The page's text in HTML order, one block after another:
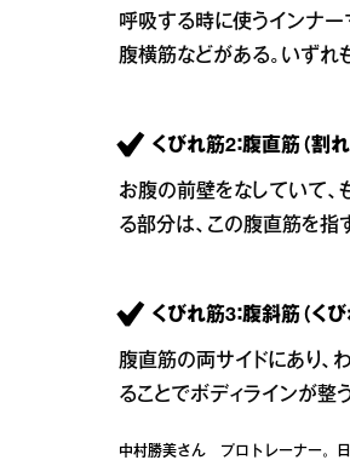
呼吸する時に使うインナー
腹横筋などがある。いずれ
くびれ筋2：腹直筋（割
お腹の前壁をなしていて、
る部分は、この腹直筋を指
くびれ筋3：腹斜筋（く
腹直筋の両サイドにあり、
ることでボディラインが整
中村勝美さん プロトレーナー。